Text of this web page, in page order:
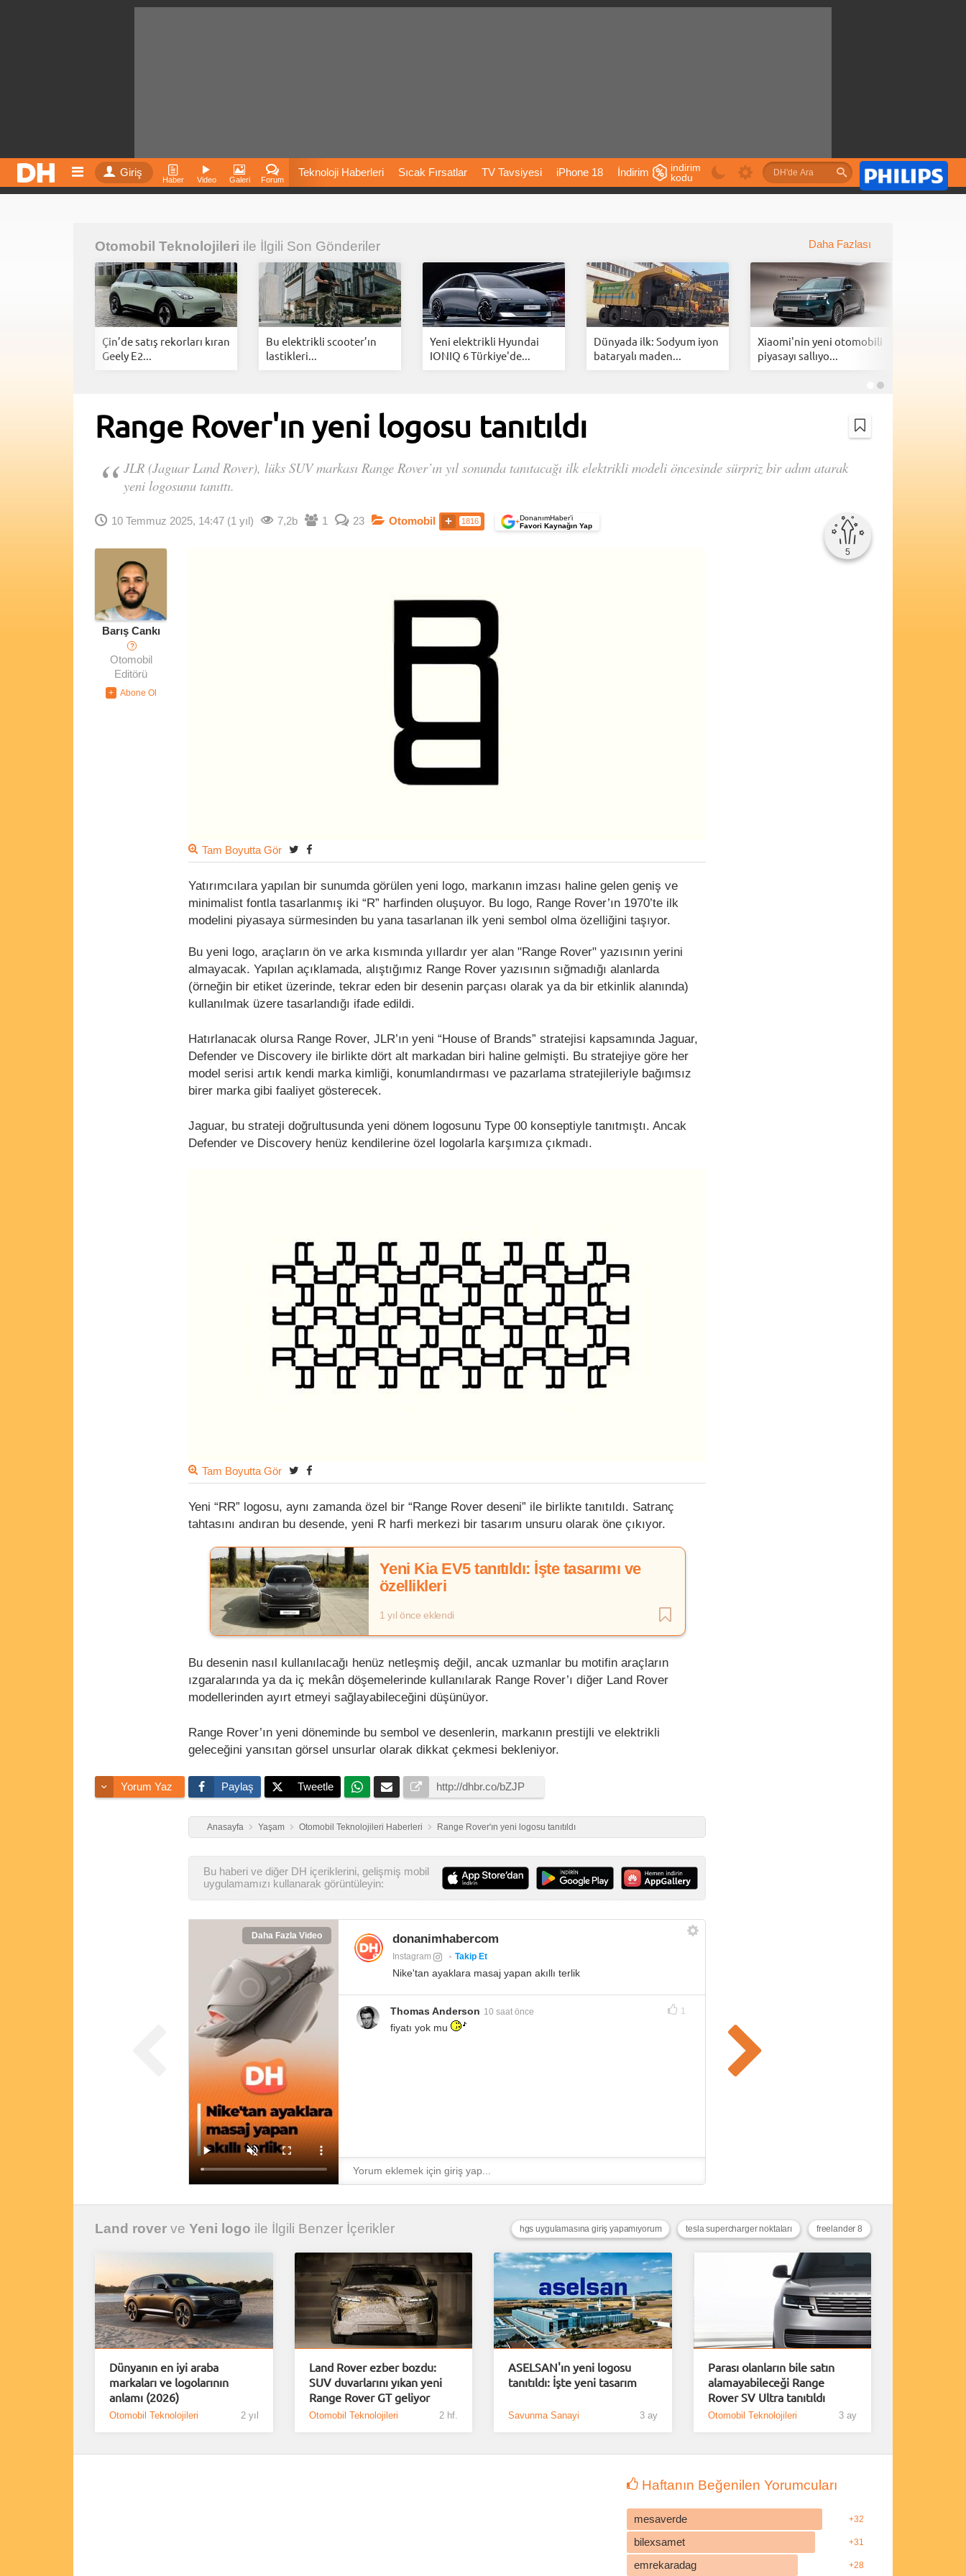
Giriş
Haber Video Galeri Forum
Teknoloji Haberleri Sıcak Fırsatlar TV Tavsiyesi iPhone 18 İndirim
Fiyatları Vizyondaki
İnstagram Dondurma İnstagram Çöktü Mü
indirim
kodu
Otomobil Teknolojileri ile İlgili Son Gönderiler Daha Fazlası
Çin’de satış rekorları kıran
Geely E2...
Bu elektrikli scooter’ın
lastikleri...
Yeni elektrikli Hyundai
IONIQ 6 Türkiye'de...
Dünyada ilk: Sodyum iyon
bataryalı maden...
Xiaomi'nin yeni otomobili
piyasayı sallıyo...
Range Rover'ın yeni logosu tanıtıldı
JLR (Jaguar Land Rover), lüks SUV markası Range Rover’ın yıl sonunda tanıtacağı ilk elektrikli modeli öncesinde sürpriz bir adım atarak
yeni logosunu tanıttı.
10 Temmuz 2025, 14:47 (1 yıl) 7,2b 1 23 Otomobil 1816 +DonanımHaber’i
Favori Kaynağın Yap
5
Barış Cankı
?
Otomobil
Editörü
Tam Boyutta Gör
Yatırımcılara yapılan bir sunumda görülen yeni logo, markanın imzası haline gelen geniş ve
minimalist fontla tasarlanmış iki “R” harfinden oluşuyor. Bu logo, Range Rover’ın 1970’te ilk
modelini piyasaya sürmesinden bu yana tasarlanan ilk yeni sembol olma özelliğini taşıyor.
Bu yeni logo, araçların ön ve arka kısmında yıllardır yer alan "Range Rover" yazısının yerini
almayacak. Yapılan açıklamada, alıştığımız Range Rover yazısının sığmadığı alanlarda
(örneğin bir etiket üzerinde, tekrar eden bir desenin parçası olarak ya da bir etkinlik alanında)
kullanılmak üzere tasarlandığı ifade edildi.
Hatırlanacak olursa Range Rover, JLR’ın yeni “House of Brands” stratejisi kapsamında Jaguar,
Defender ve Discovery ile birlikte dört alt markadan biri haline gelmişti. Bu stratejiye göre her
model serisi artık kendi marka kimliği, konumlandırması ve pazarlama stratejileriyle bağımsız
birer marka gibi faaliyet gösterecek.
Jaguar, bu strateji doğrultusunda yeni dönem logosunu Type 00 konseptiyle tanıtmıştı. Ancak
Defender ve Discovery henüz kendilerine özel logolarla karşımıza çıkmadı.
Tam Boyutta Gör
Yeni “RR” logosu, aynı zamanda özel bir “Range Rover deseni” ile birlikte tanıtıldı. Satranç
tahtasını andıran bu desende, yeni R harfi merkezi bir tasarım unsuru olarak öne çıkıyor.
Yeni Kia EV5 tanıtıldı: İşte tasarımı ve
özellikleri
1 yıl önce eklendi
Bu desenin nasıl kullanılacağı henüz netleşmiş değil, ancak uzmanlar bu motifin araçların
ızgaralarında ya da iç mekân döşemelerinde kullanılarak Range Rover’ı diğer Land Rover
modellerinden ayırt etmeyi sağlayabileceğini düşünüyor.
Range Rover’ın yeni döneminde bu sembol ve desenlerin, markanın prestijli ve elektrikli
geleceğini yansıtan görsel unsurlar olarak dikkat çekmesi bekleniyor.
Yorum Yaz Paylaş Tweetle
Anasayfa Yaşam Otomobil Teknolojileri Haberleri Range Rover'ın yeni logosu tanıtıldı
Bu haberi ve diğer DH içeriklerini, gelişmiş mobil
uygulamamızı kullanarak görüntüleyin:
Daha Fazla Video donanimhabercom
Instagram Takip Et
Nike'tan ayaklara masaj yapan akıllı terlik
Thomas Anderson 10 saat önce 1
fiyatı yok mu
Land rover ve Yeni logo ile İlgili Benzer İçerikler freelander 8
tesla supercharger noktaları
hgs uygulamasına giriş yapamıyorum
Dünyanın en iyi araba
markaları ve logolarının
anlamı (2026)
Otomobil Teknolojileri 2 yıl
Land Rover ezber bozdu:
SUV duvarlarını yıkan yeni
Range Rover GT geliyor
Otomobil Teknolojileri 2 hf.
ASELSAN'ın yeni logosu
tanıtıldı: İşte yeni tasarım
Savunma Sanayi 3 ay
Parası olanların bile satın
alamayabileceği Range
Rover SV Ultra tanıtıldı
Otomobil Teknolojileri 3 ay
Haftanın Beğenilen Yorumcuları
mesaverde +32
bilexsamet +31
emrekaradag +28